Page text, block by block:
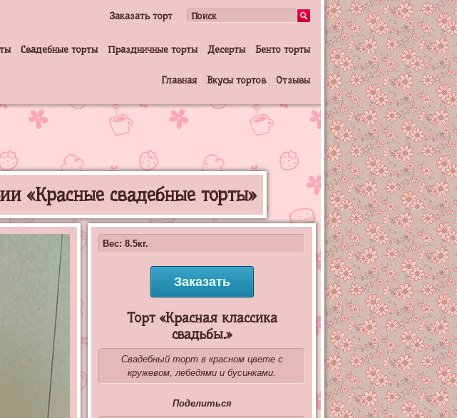
Заказать торт
Свадебные торты Праздничные торты Десерты Бенто торты
Главная Вкусы тортов Отзывы
«Красные свадебные торты»
Вес: 8.5кг.
Заказать
Торт «Красная классика
свадьбы.»
Свадебный торт в красном цвете с
кружевом, лебедями и бусинками.
Поделиться